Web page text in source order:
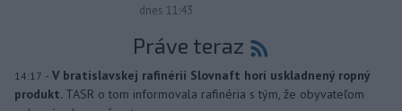
dnes 11:43
Práve teraz
14:17 - V bratislavskej rafinérii Slovnaft horí uskladnený ropný
produkt. TASR o tom informovala rafinéria s tým, že obyvateľom